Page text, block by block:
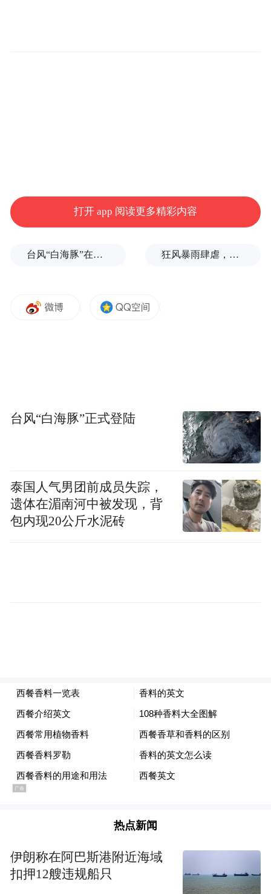
仲夏江南，梅香盈袖，远山如黛。今天，我
们相聚在陶都宜兴，共赴一场跨越千年的文
化之约——让汾酒邂逅紫砂，让应时的杨梅
北对话，而是中国工匠精神的共振，是东方
杏花村汾酒，承载着“国酒之源”美誉的佳
酿，从北魏时期的“清香纯正”到明清两代的
皇家御用，再到巴拿马万国博览会的甲等大
奖章，将“清、正、净、爽”的酿造哲学融入
每一滴琼浆。而酒与陶器并不陌生，他们早
载着中国“制器尚象”的精神追求。陶器与
酒，是华夏文明进入农业社会的两个伟大发
明，山西汾酒和宜兴紫砂经过千年流变终将
这两大发明打造成极致之美，成为能呼吸、
有温度的中华传统文化之瑰宝。
的杨梅得山水之灵，蕴含着太湖的烟波与竹
海的清风。当新鲜的杨梅沉入清冽的汾酒，
打开 app 阅读更多精彩内容
台风“白海豚”在浙江玉环登陆，大片树木被吹倒 狂风暴雨肆虐，台州一家电厂遭受猛烈冲击
台风“白海豚”正式登陆
泰国人气男团前成员失踪，
遗体在湄南河中被发现，背
包内现20公斤水泥砖
热点新闻
伊朗称在阿巴斯港附近海域
扣押12艘违规船只